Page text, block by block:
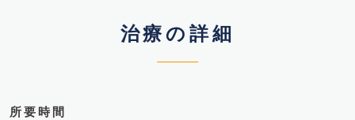
治療の詳細
所要時間